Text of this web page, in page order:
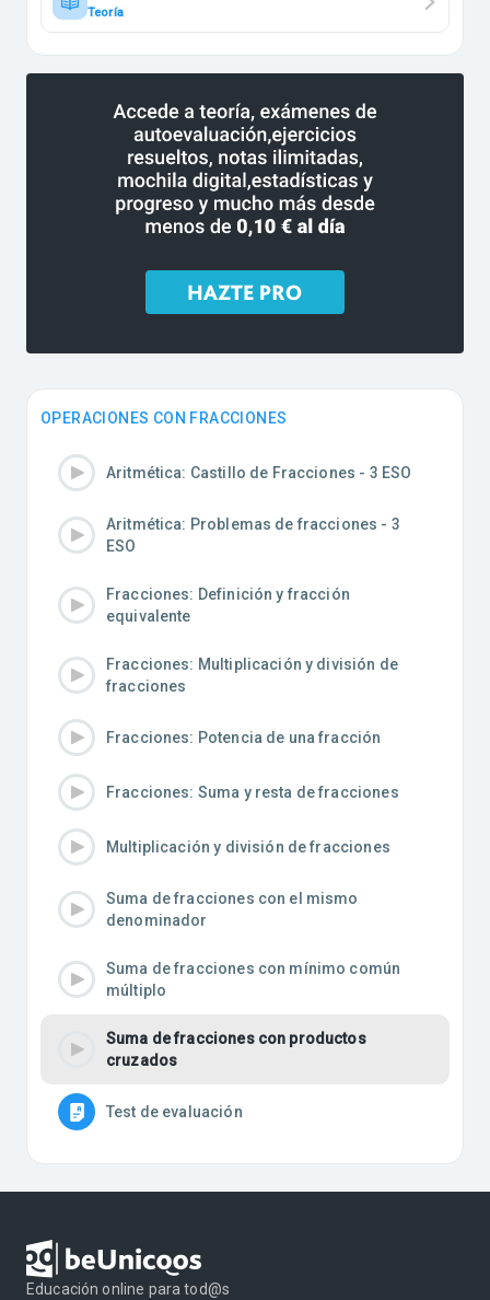
Teoría
OPERACIONES CON FRACCIONES
Aritmética: Castillo de Fracciones - 3 ESO
Aritmética: Problemas de fracciones - 3
ESO
Fracciones: Definición y fracción
equivalente
Fracciones: Multiplicación y división de
fracciones
Fracciones: Potencia de una fracción
Fracciones: Suma y resta de fracciones
Multiplicación y división de fracciones
Suma de fracciones con el mismo
denominador
Suma de fracciones con mínimo común
múltiplo
Suma de fracciones con productos
cruzados
Test de evaluación
Educación online para tod@s